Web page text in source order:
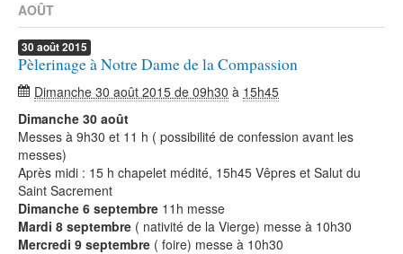
AOÛT
30 août2015
Pèlerinage à Notre Dame de la Compassion
Dimanche 30 août 2015 de 09h30 à 15h45
Dimanche 30 août
Messes à 9h30 et 11 h ( possibilité de confession avant les
messes)
Après midi : 15 h chapelet médité, 15h45 Vêpres et Salut du
Saint Sacrement
Dimanche 6 septembre 11h messe
Mardi 8 septembre ( nativité de la Vierge) messe à 10h30
Mercredi 9 septembre ( foire) messe à 10h30